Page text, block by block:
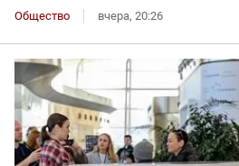
Общество вчера, 20:26